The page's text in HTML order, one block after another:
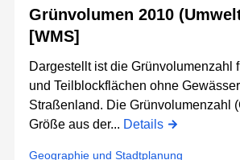
Grünvolumen 2010
[WMS]
Dargestellt ist die Grünvolumenzahl
und Teilblockflächen ohne
Straßenland. Die Grünvolumenzahl
Größe aus der... Details
Geographie und Stadtplanung